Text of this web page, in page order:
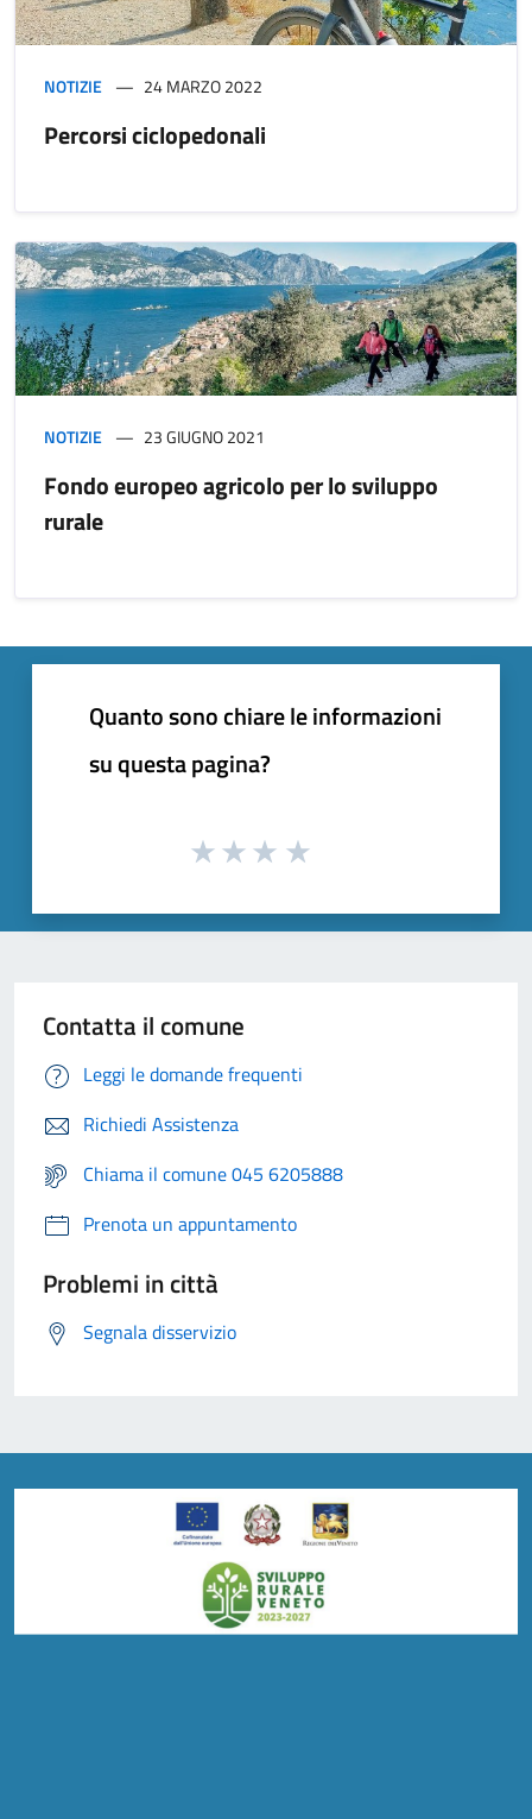
NOTIZIE 24 MARZO 2022
Percorsi ciclopedonali
NOTIZIE 23 GIUGNO 2021
Fondo europeo agricolo per lo sviluppo
rurale
Quanto sono chiare le informazioni
su questa pagina?
Contatta il comune
Leggi le domande frequenti
Richiedi Assistenza
Chiama il comune 045 6205888
Prenota un appuntamento
Problemi in città
Segnala disservizio